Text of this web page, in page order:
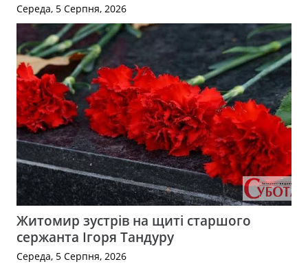
Середа, 5 Серпня, 2026
Житомир зустрів на щиті старшого
сержанта Ігоря Тандуру
Середа, 5 Серпня, 2026